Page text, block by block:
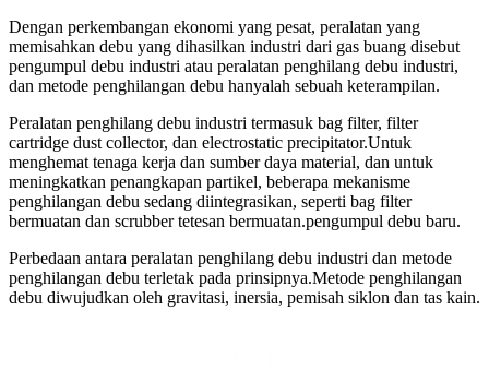
Dengan perkembangan ekonomi yang pesat, peralatan yang
memisahkan debu yang dihasilkan industri dari gas buang disebut
pengumpul debu industri atau peralatan penghilang debu industri,
dan metode penghilangan debu hanyalah sebuah keterampilan.
Peralatan penghilang debu industri termasuk bag filter, filter
cartridge dust collector, dan electrostatic precipitator.Untuk
menghemat tenaga kerja dan sumber daya material, dan untuk
meningkatkan penangkapan partikel, beberapa mekanisme
penghilangan debu sedang diintegrasikan, seperti bag filter
bermuatan dan scrubber tetesan bermuatan.pengumpul debu baru.
Perbedaan antara peralatan penghilang debu industri dan metode
penghilangan debu terletak pada prinsipnya.Metode penghilangan
debu diwujudkan oleh gravitasi, inersia, pemisah siklon dan tas kain.